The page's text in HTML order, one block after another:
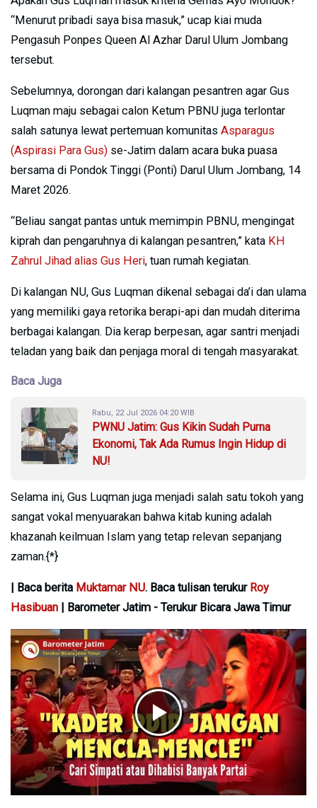
“Menurut pribadi saya bisa masuk,” ucap kiai muda
Pengasuh Ponpes Queen Al Azhar Darul Ulum Jombang
tersebut.
Sebelumnya, dorongan dari kalangan pesantren agar Gus
Luqman maju sebagai calon Ketum PBNU juga terlontar
salah satunya lewat pertemuan komunitas Asparagus
(Aspirasi Para Gus) se-Jatim dalam acara buka puasa
bersama di Pondok Tinggi (Ponti) Darul Ulum Jombang, 14
Maret 2026.
“Beliau sangat pantas untuk memimpin PBNU, mengingat
kiprah dan pengaruhnya di kalangan pesantren,” kata KH
Zahrul Jihad alias Gus Heri, tuan rumah kegiatan.
Di kalangan NU, Gus Luqman dikenal sebagai da’i dan ulama
yang memiliki gaya retorika berapi-api dan mudah diterima
berbagai kalangan. Dia kerap berpesan, agar santri menjadi
teladan yang baik dan penjaga moral di tengah masyarakat.
Baca Juga
Rabu, 22 Jul 2026 04:20 WIB
PWNU Jatim: Gus Kikin Sudah Purna
Ekonomi, Tak Ada Rumus Ingin Hidup di
NU!
Selama ini, Gus Luqman juga menjadi salah satu tokoh yang
sangat vokal menyuarakan bahwa kitab kuning adalah
khazanah keilmuan Islam yang tetap relevan sepanjang
zaman.{*}
| Baca berita Muktamar NU. Baca tulisan terukur Roy
Hasibuan | Barometer Jatim - Terukur Bicara Jawa Timur